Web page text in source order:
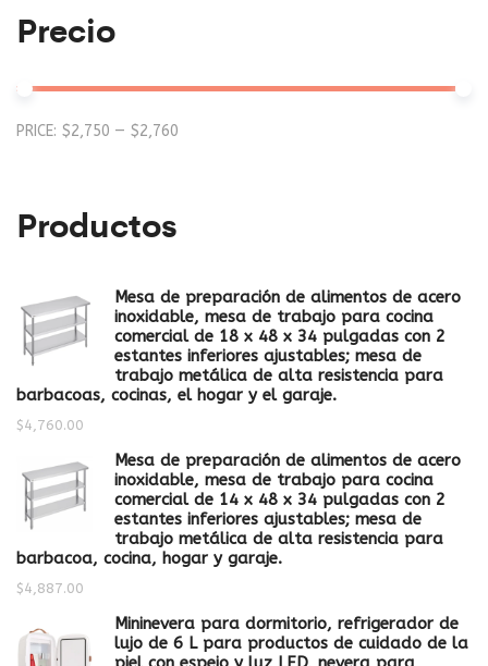
Precio
PRICE: $2,750 — $2,760
Productos
Mesa de preparación de alimentos de acero
inoxidable, mesa de trabajo para cocina
comercial de 18 x 48 x 34 pulgadas con 2
estantes inferiores ajustables; mesa de
trabajo metálica de alta resistencia para
barbacoas, cocinas, el hogar y el garaje.
$4,760.00
Mesa de preparación de alimentos de acero
inoxidable, mesa de trabajo para cocina
comercial de 14 x 48 x 34 pulgadas con 2
estantes inferiores ajustables; mesa de
trabajo metálica de alta resistencia para
barbacoa, cocina, hogar y garaje.
$4,887.00
Mininevera para dormitorio, refrigerador de
lujo de 6 L para productos de cuidado de la